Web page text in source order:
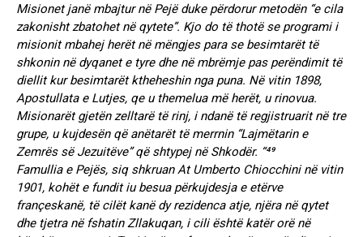
Misionet janë mbajtur në Pejë duke përdorur metodën “e cila
zakonisht zbatohet në qytete”. Kjo do të thotë se programi i
misionit mbahej herët në mëngjes para se besimtarët të
shkonin në dyqanet e tyre dhe në mbrëmje pas perëndimit të
diellit kur besimtarët ktheheshin nga puna. Në vitin 1898,
Apostullata e Lutjes, qe u themelua më herët, u rinovua.
Misionarët gjetën zelltarë të rinj, i ndanë të regjistruarit në tre
grupe, u kujdesën që anëtarët të merrnin “Lajmëtarin e
Zemrës së Jezuitëve” që shtypej në Shkodër. “⁴⁹
Famullia e Pejës, siq shkruan At Umberto Chiocchini në vitin
1901, kohët e fundit iu besua përkujdesja e etërve
françeskanë, të cilët kanë dy rezidenca atje, njëra në qytet
dhe tjetra në fshatin Zllakuqan, i cili është katër orë në